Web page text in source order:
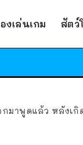
งเล่นเกม สัตว์
มาพูดแล้ว หลังเกิ